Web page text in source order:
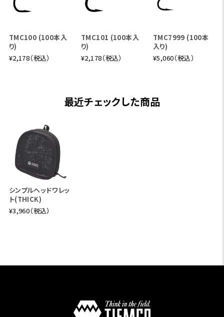
TMC100 (100本入
り)
¥2,178（税込）
TMC101 (100本入
り)
¥2,178（税込）
TMC7999 (100本
入り)
¥5,060（税込）
最近チェックした商品
シンプルヘッドワレッ
ト(THICK)
¥3,960（税込）